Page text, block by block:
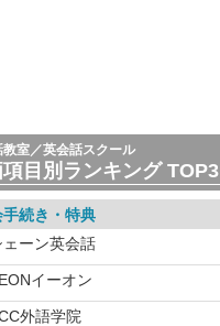
教室／英会話スクール
目別ランキング TOP3
手続き・特典
ェーン英会話
イーオン
外語学院